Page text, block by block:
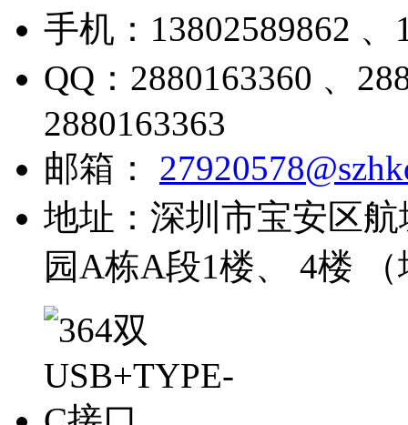
手机： 13802589862 、
QQ： 2880163360 、
2880163363
邮箱：
地址： 深圳市宝安区
园A栋A段1楼、 4楼